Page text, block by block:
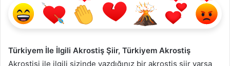
Türkiyem İle İlgili Akrostiş Şiir, Türkiyem Akrostiş
Akrostişi ile ilgili sizinde yazdığınız bir akrostiş şiir varsa